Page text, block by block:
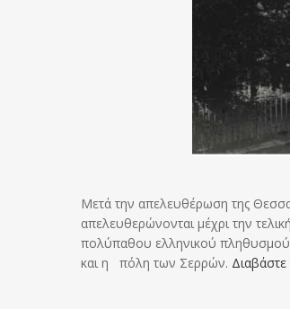
Μετά την απελευθέρωση της
απελευθερώνονται μέχρι την
πολύπαθου ελληνικού
και η πόλη των Σερρών.